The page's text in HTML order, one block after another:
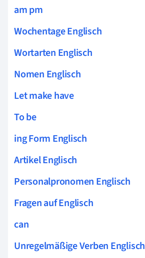
am pm
Wochentage Englisch
Wortarten Englisch
Nomen Englisch
Let make have
To be
ing Form Englisch
Artikel Englisch
Personalpronomen Englisch
Fragen auf Englisch
can
Unregelmäßige Verben Englisch